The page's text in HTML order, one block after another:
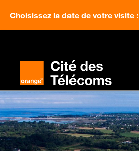
Choisissez la date de votre visite :